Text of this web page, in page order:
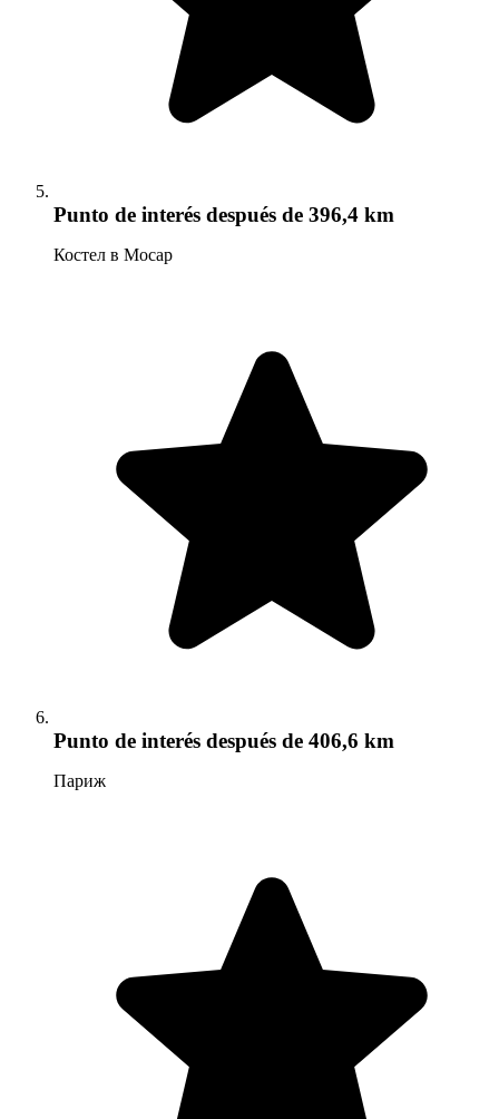
Punto de interés después de 396,4 km
Костел в Мосар
Punto de interés después de 406,6 km
Париж